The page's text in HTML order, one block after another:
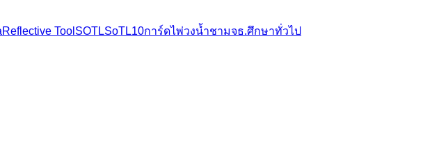
Reflective Tool SOTLSoTL10การ์ดไพ่วงน้ำชามจธ.ศึกษาทั่วไป